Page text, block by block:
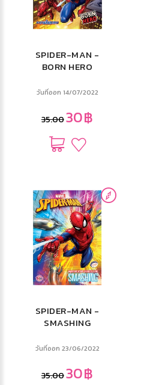
SPIDER-MAN -
BORN HERO
วันที่ออก 14/07/2022
35.0030฿
SPIDER-MAN -
SMASHING
วันที่ออก 23/06/2022
35.0030฿